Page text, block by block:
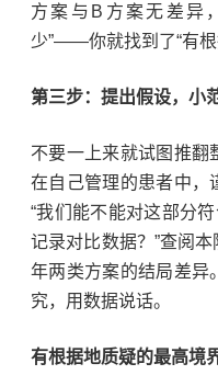
方案与 B 方案无差异
少”——你就找到了“有
第三步：提出假设，小
不要一上来就试图推翻
在自己管理的患者中，
“我们能不能对这部分
记录对比数据？ ”查阅本
年两类方案的结局差异
究，用数据说话。
有根据地质疑的最高境